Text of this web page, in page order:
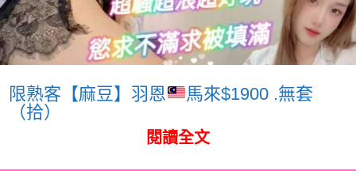
限熟客【麻豆】羽恩
馬來$1900 .無套
（拾）
閱讀全文